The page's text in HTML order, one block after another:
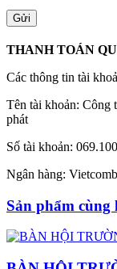
THANH TOÁN
Các thông tin tài
Tên tài khoản: Công
phát
Số tài khoản:
Ngân hàng:
Sản phẩm cùng